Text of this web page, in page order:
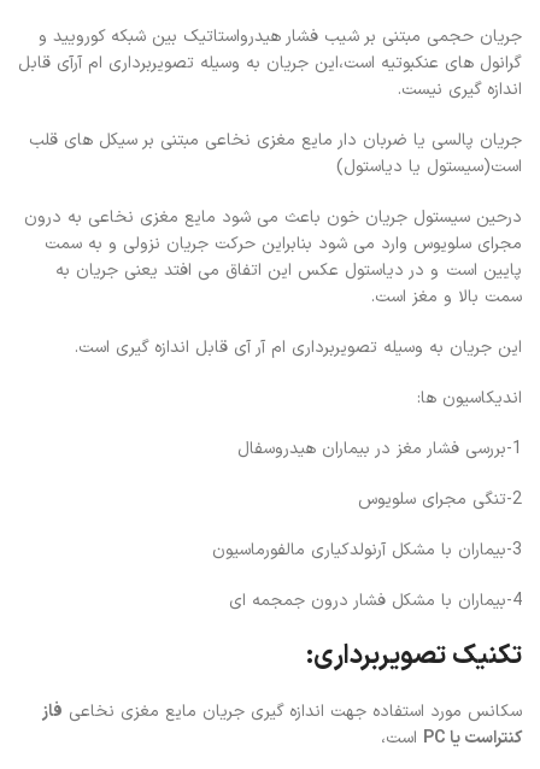
جریان حجمی مبتنی بر شیب فشار هیدرواستاتیک بین شبکه کورویید و
گرانول های عنکبوتیه است،این جریان به وسیله تصویربرداری ام آرآی قابل
اندازه گیری نیست.
جریان پالسی یا ضربان دار مایع مغزی نخاعی مبتنی بر سیکل های قلب
است(سیستول یا دیاستول)
درحین سیستول جریان خون باعث می شود مایع مغزی نخاعی به درون
مجرای سلویوس وارد می شود بنابراین حرکت جریان نزولی و به سمت
پایین است و در دیاستول عکس این اتفاق می افتد یعنی جریان به
سمت بالا و مغز است.
این جریان به وسیله تصویربرداری ام آر آی قابل اندازه گیری است.
اندیکاسیون ها:
1-بررسی فشار مغز در بیماران هیدروسفال
2-تنگی مجرای سلویوس
3-بیماران با مشکل آرنولدکیاری مالفورماسیون
4-بیماران با مشکل فشار درون جمجمه ای
تکنیک تصویربرداری:
سکانس مورد استفاده جهت اندازه گیری جریان مایع مغزی نخاعی فاز
کنتراست یاPC است،